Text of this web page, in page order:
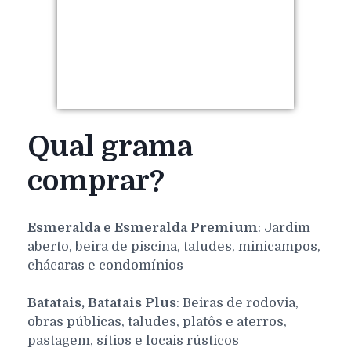
Qual grama
comprar?
Esmeralda e Esmeralda Premium: Jardim
aberto, beira de piscina, taludes, minicampos,
chácaras e condomínios
Batatais, Batatais Plus: Beiras de rodovia,
obras públicas, taludes, platôs e aterros,
pastagem, sítios e locais rústicos